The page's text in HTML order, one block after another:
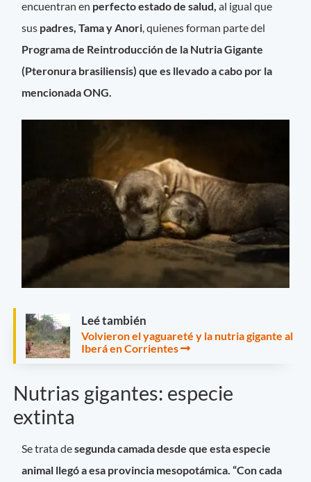
encuentran en perfecto estado de salud,al igual que
sus padres, Tama y Anori, quienes forman parte del
Programa de Reintroducción de la Nutria Gigante
(Pteronura brasiliensis) que es llevado a cabo por la
mencionada ONG.
Leé también
Volvieron el yaguareté y la nutria gigante al
Iberá en Corrientes
Nutrias gigantes: especie
extinta
Se trata desegunda camada desde que esta especie
animal llegó a esa provincia mesopotámica. “Con cada